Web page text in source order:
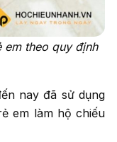
em theo quy định
nay đã sử dụng
em làm hộ chiếu